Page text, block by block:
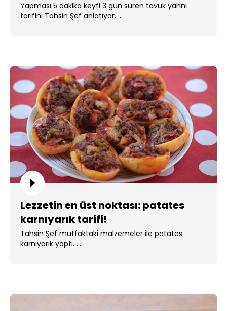
Yapması 5 dakika keyfi 3 gün süren tavuk yahni
tarifini Tahsin Şef anlatıyor. ...
Lezzetin en üst noktası: patates
karnıyarık tarifi!
Tahsin Şef mutfaktaki malzemeler ile patates
karnıyarık yaptı. ...